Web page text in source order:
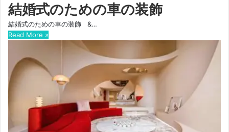
結婚式のための車の装飾
結婚式のための車の装飾 &…
Read More »